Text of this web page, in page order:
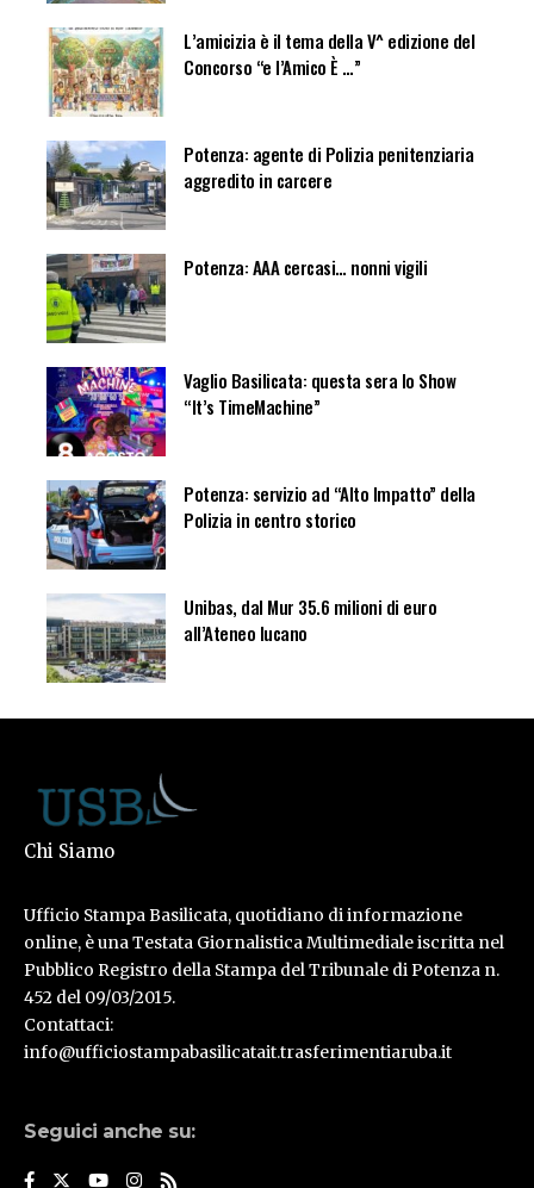
L’amicizia è il tema della V^ edizione del
Concorso “e l’Amico È …”
Potenza: agente di Polizia penitenziaria
aggredito in carcere
Potenza: AAA cercasi… nonni vigili
Vaglio Basilicata: questa sera lo Show
“It’s TimeMachine”
Potenza: servizio ad “Alto Impatto” della
Polizia in centro storico
Unibas, dal Mur 35.6 milioni di euro
all’Ateneo lucano
Chi Siamo
Ufficio Stampa Basilicata, quotidiano di informazione
online, è una Testata Giornalistica Multimediale iscritta nel
Pubblico Registro della Stampa del Tribunale di Potenza n.
452 del 09/03/2015.
Contattaci:
info@ufficiostampabasilicatait.trasferimentiaruba.it
Seguici anche su: